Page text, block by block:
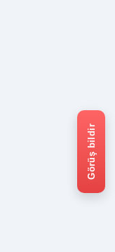
Görüş bildir